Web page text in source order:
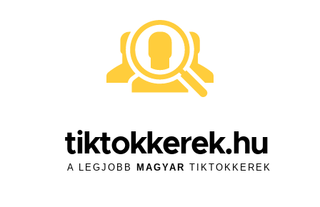
tiktokkerek.hu
A LEGJOBB MAGYAR TIKTOKKEREK